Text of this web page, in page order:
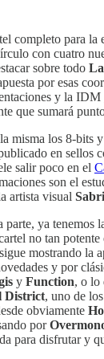
completo para la
con cuatro
sobre todo
por esas
y la
que sumará
misma los 8-bits
en sellos
salir poco en el
son el
artista visual
parte, ya tenemos
no tan
mostrando la
y por
y Function, o lo
District, uno de
obviamente
por
para disfrutar y